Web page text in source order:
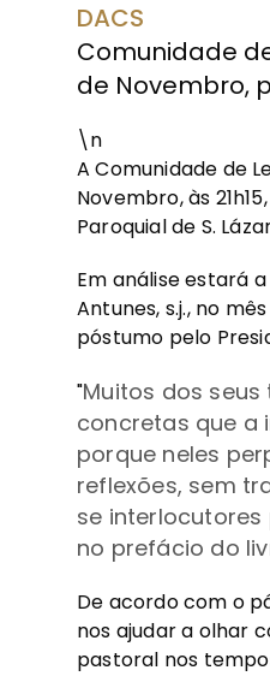
DACS
Comunidade
de Novembro,
\n
A Comunidade de
Novembro, às
Paroquial de S.
Em análise estará
Antunes, s.j., no
póstumo pelo
"Muitos dos
concretas que a
porque neles
reflexões, sem
se
no prefácio do
De acordo com o
nos ajudar a olhar
pastoral nos